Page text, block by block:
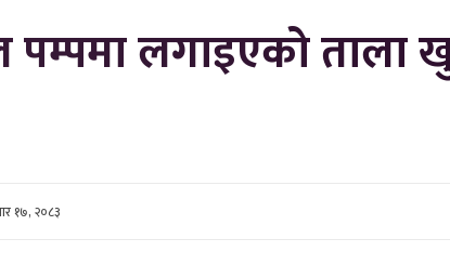
डट
पम्पमा लगाइएको ताला
१७, २०८३